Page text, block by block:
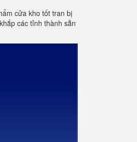
cửa kho tốt tran bị
các tỉnh thành sẵn